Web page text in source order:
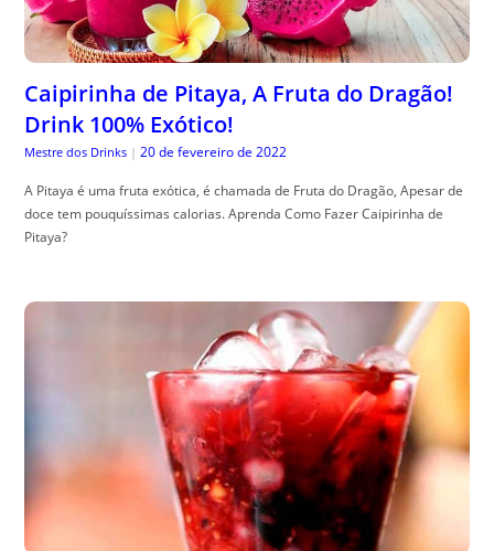
Caipirinha de Pitaya, A Fruta do Dragão!
Drink 100% Exótico!
Mestre dos Drinks | 20 de fevereiro de 2022
A Pitaya é uma fruta exótica, é chamada de Fruta do Dragão, Apesar de
doce tem pouquíssimas calorias. Aprenda Como Fazer Caipirinha de
Pitaya?